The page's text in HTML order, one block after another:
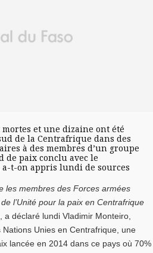
et une dizaine ont été
de la Centrafrique dans des
à des membres d’un groupe
de paix conclu avec le
t-on appris lundi de sources
les membres des Forces armées
l’Unité pour la paix en Centrafrique
, a déclaré lundi Vladimir Monteiro,
Unies en Centrafrique, une
lancée en 2014 dans ce pays où 70%